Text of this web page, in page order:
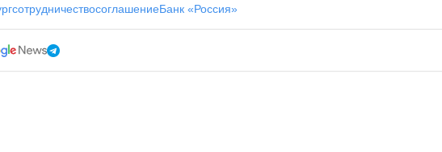
сотрудничествосоглашениеБанк «Россия»